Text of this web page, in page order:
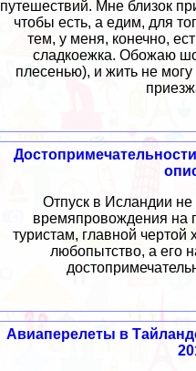
путешествий. Мне близок
чтобы есть, а едим, для
тем, у меня, конечно,
сладкоежка. Обожаю
плесенью), и жить не могу
Отпуск в Исландии не
времяпровождения на
туристам, главной чертой
любопытство, а его
Авиаперелеты в